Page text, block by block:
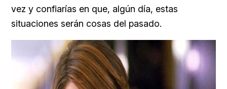
vez y confiarías en que, algún día, estas
situaciones serán cosas del pasado.